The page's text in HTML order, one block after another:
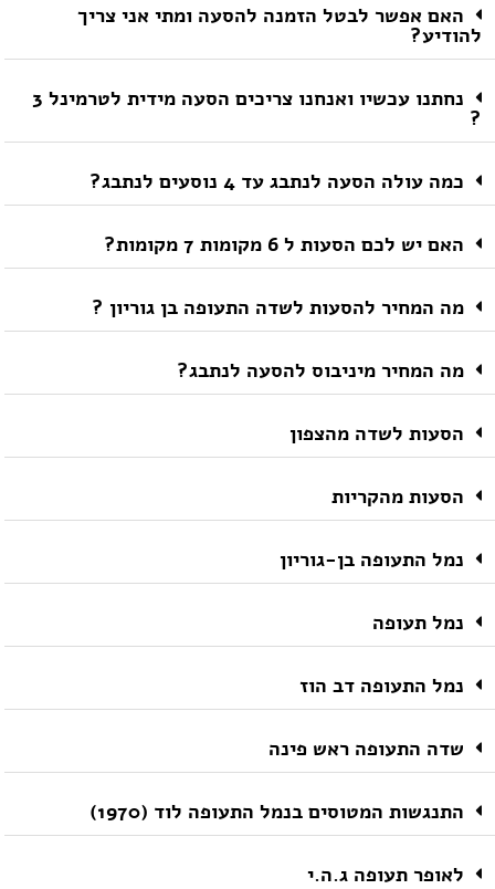
האם אפשר לבטל הזמנה להסעה ומתי אני צריך
להודיע?
נחתנו עכשיו ואנחנו צריכים הסעה מידית לטרמינל 3
?
כמה עולה הסעה לנתבג עד 4 נוסעים לנתבג?
האם יש לכם הסעות ל 6 מקומות 7 מקומות?
מה המחיר להסעות לשדה התעופה בן גוריון ?
מה המחיר מיניבוס להסעה לנתבג?
הסעות לשדה מהצפון
הסעות מהקריות
נמל התעופה בן-גוריון
נמל תעופה
נמל התעופה דב הוז
שדה התעופה ראש פינה
התנגשות המטוסים בנמל התעופה לוד (1970)
לאופר תעופה ג.ה.י